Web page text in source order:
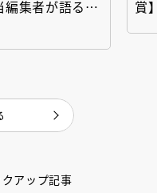
クアップ記事
集者が語る
賞